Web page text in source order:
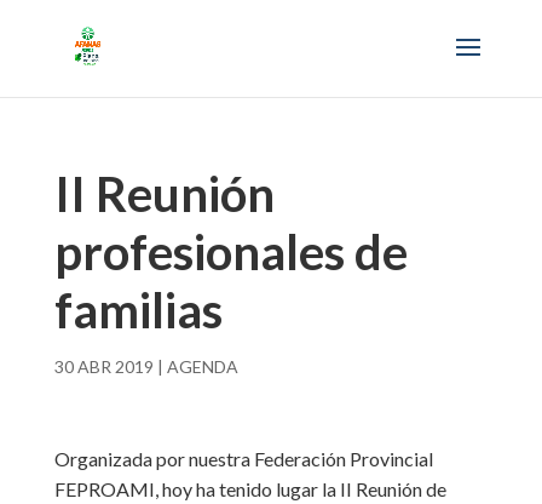
II Reunión
profesionales de
familias
30 ABR 2019 | AGENDA
Organizada por nuestra Federación Provincial
FEPROAMI, hoy ha tenido lugar la II Reunión de